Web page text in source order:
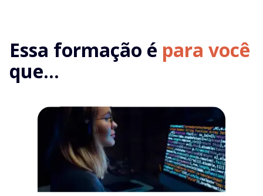
Essa formação é para você
que...